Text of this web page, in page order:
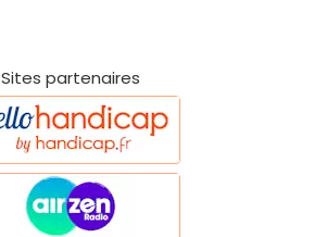
Sites partenaires